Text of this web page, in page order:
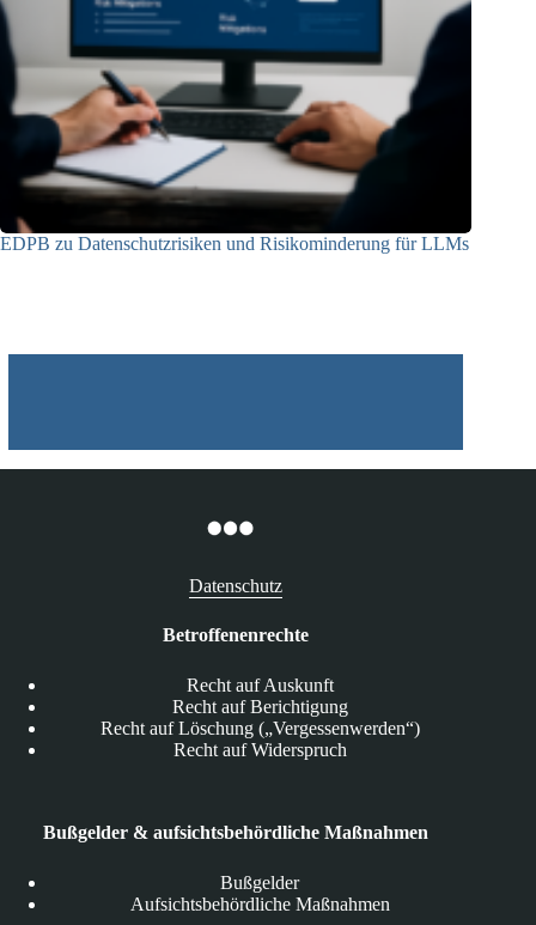
EDPB zu Datenschutzrisiken und Risikominderung für LLMs
Datenschutz
Betroffenenrechte
Recht auf Auskunft
Recht auf Berichtigung
Recht auf Löschung („Vergessenwerden“)
Recht auf Widerspruch
Bußgelder & aufsichtsbehördliche Maßnahmen
Bußgelder
Aufsichtsbehördliche Maßnahmen